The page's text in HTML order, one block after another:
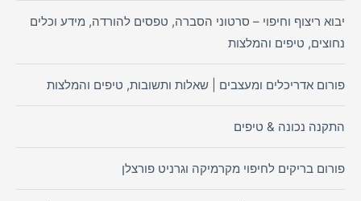
יבוא ריצוף וחיפוי – סרטוני הסברה, טפסים להורדה, מידע וכלים
נחוצים, טיפים והמלצות
פורום אדריכלים ומעצבים | שאלות ותשובות, טיפים והמלצות
התקנה נכונה & טיפים
פורום בריקים לחיפוי מקרמיקה וגרניט פורצלן